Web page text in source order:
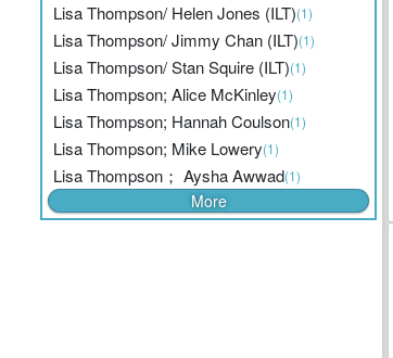
Lisa Thompson/ Helen Jones (ILT)(1)
Lisa Thompson/ Jimmy Chan (ILT)(1)
Lisa Thompson/ Stan Squire (ILT)(1)
Lisa Thompson; Alice McKinley(1)
Lisa Thompson; Hannah Coulson(1)
Lisa Thompson; Mike Lowery(1)
Lisa Thompson； Aysha Awwad(1)
More